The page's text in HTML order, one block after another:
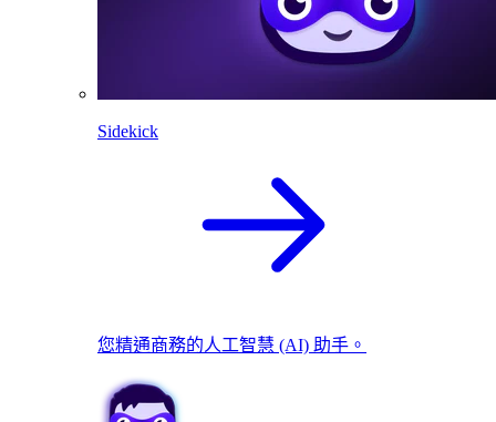
Sidekick
您精通商務的人工智慧 (AI) 助手。